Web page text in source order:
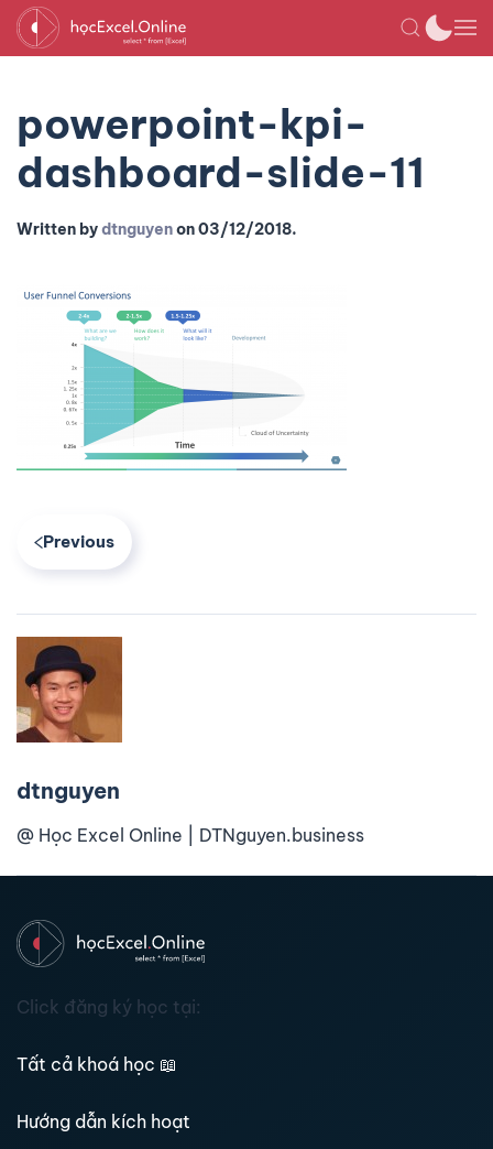
powerpoint-kpi-
dashboard-slide-11
Written bydtnguyenon03/12/2018.
Previous
dtnguyen
@ Học Excel Online | DTNguyen.business
Click đăng ký học tại:
Tất cả khoá học 📖
Hướng dẫn kích hoạt